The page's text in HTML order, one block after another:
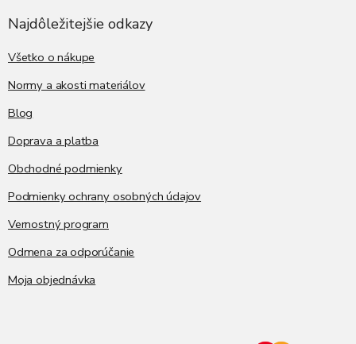
Najdôležitejšie odkazy
Všetko o nákupe
Normy a akosti materiálov
Blog
Doprava a platba
Obchodné podmienky
Podmienky ochrany osobných údajov
Vernostný program
Odmena za odporúčanie
Moja objednávka